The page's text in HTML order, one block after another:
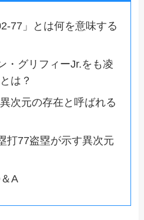
77」とは何を意味する
・グリフィーJr.をも凌
は？
次元の存在と呼ばれる
打77盗塁が示す異次元
A